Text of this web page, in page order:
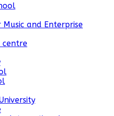
and Enterprise
centre